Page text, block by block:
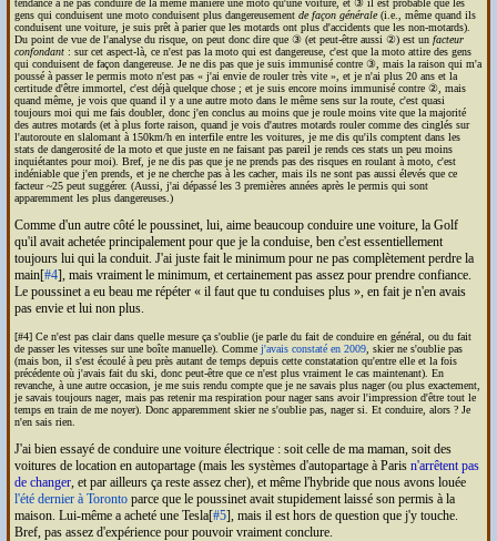
tendance à ne pas conduire de la même manière une moto qu'une voiture, et ③ il est probable que les
gens qui conduisent une moto conduisent plus dangereusement de façon générale(i.e., même quand ils
conduisent une voiture, je suis prêt à parier que les motards ont plus d'accidents que les non-motards).
Du point de vue de l'analyse du risque, on peut donc dire que ③ (et peut-être aussi ②) est un facteur
confondant: sur cet aspect-là, ce n'est pas la moto qui est dangereuse, c'est que la moto attire des gens
qui conduisent de façon dangereuse. Je ne dis pas que je suis immunisé contre ③, mais la raison qui m'a
poussé à passer le permis moto n'est pas
j'ai envie de rouler très vite
, et je n'ai plus 20 ans et la
certitude d'être immortel, c'est déjà quelque chose ; et je suis encore moins immunisé contre ②, mais
quand même, je vois que quand il y a une autre moto dans le même sens sur la route, c'est quasi
toujours moi qui me fais doubler, donc j'en conclus au moins que je roule moins vite que la majorité
des autres motards (et à plus forte raison, quand je vois d'autres motards rouler comme des cinglés sur
l'autoroute en slalomant à 150km/h en interfile entre les voitures, je me dis qu'ils comptent dans les
stats de dangerosité de la moto et que juste en ne faisant pas pareil je rends ces stats un peu moins
inquiétantes pour moi). Bref, je ne dis pas que je ne prends pas des risques en roulant à moto, c'est
indéniable que j'en prends, et je ne cherche pas à les cacher, mais ils ne sont pas aussi élevés que ce
facteur ~25 peut suggérer. (Aussi, j'ai dépassé les 3 premières années après le permis qui sont
apparemment les plus dangereuses.)
Comme d'un autre côté le poussinet, lui, aime beaucoup conduire une voiture, la Golf
qu'il avait achetée principalement pour que je la conduise, ben c'est essentiellement
toujours lui qui la conduit. J'ai juste fait le minimum pour ne pas complètement perdre la
main[#4], mais vraiment le minimum, et certainement pas assez pour prendre confiance.
Le poussinet a eu beau me répéter
il faut que tu conduises plus
, en fait je n'en avais
pas envie et lui non plus.
[#4] Ce n'est pas clair dans quelle mesure ça s'oublie (je parle du fait de conduire en général, ou du fait
de passer les vitesses sur une boîte manuelle). Comme j'avais constaté en 2009, skier ne s'oublie pas
(mais bon, il s'est écoulé à peu près autant de temps depuis cette constatation qu'entre elle et la fois
précédente où j'avais fait du ski, donc peut-être que ce n'est plus vraiment le cas maintenant). En
revanche, à une autre occasion, je me suis rendu compte que je ne savais plus nager (ou plus exactement,
je savais toujours nager, mais pas retenir ma respiration pour nager sans avoir l'impression d'être tout le
temps en train de me noyer). Donc apparemment skier ne s'oublie pas, nager si. Et conduire, alors ? Je
n'en sais rien.
J'ai bien essayé de conduire une voiture électrique : soit celle de ma maman, soit des
voitures de location en autopartage (mais les systèmes d'autopartage à Paris n'arrêtent pas
de changer, et par ailleurs ça reste assez cher), et même l'hybride que nous avons louée
l'été dernier à Torontoparce que le poussinet avait stupidement laissé son permis à la
maison. Lui-même a acheté une Tesla[#5], mais il est hors de question que j'y touche.
Bref, pas assez d'expérience pour pouvoir vraiment conclure.